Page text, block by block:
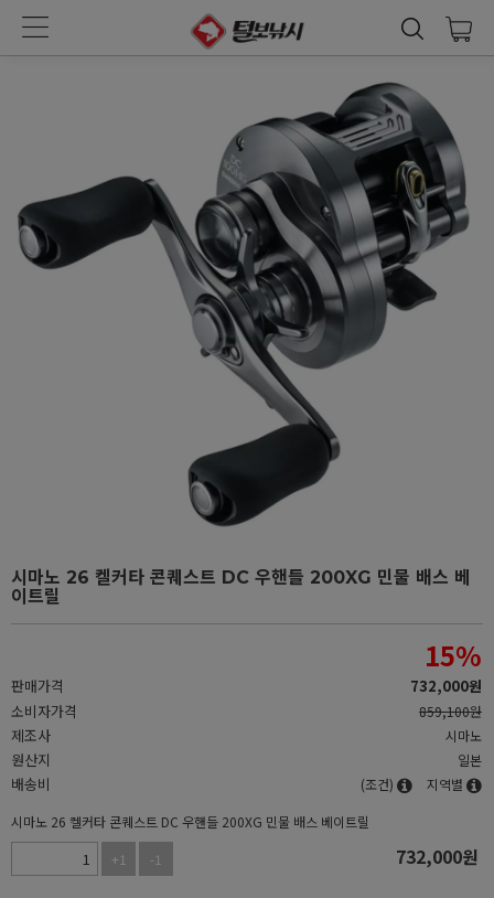
시마노 26 켈커타 콘퀘스트 DC 우핸들 200XG 민물 배스 베
이트릴
판매가격
15%
732,000원
소비자가격
859,100원
제조사 시마노
원산지 일본
배송비 (조건)
지역별
시마노 26 켈커타 콘퀘스트 DC 우핸들 200XG 민물 배스 베이트릴
+1
-1 732,000원